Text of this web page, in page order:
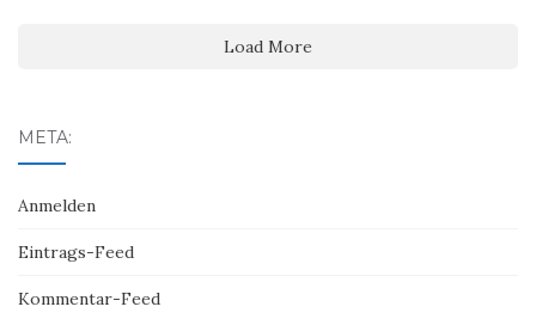
Load More
META:
Anmelden
Eintrags-Feed
Kommentar-Feed